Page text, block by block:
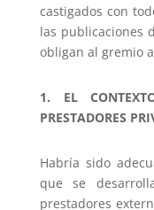
castigados con
las publicaciones
obligan al gremio
1. EL
PRESTADORES
Habría sido
que se
prestadores